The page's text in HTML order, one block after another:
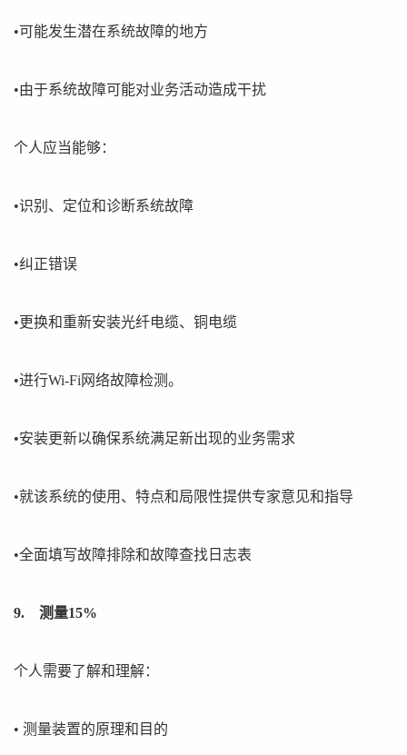
•可能发生潜在系统故障的地方
•由于系统故障可能对业务活动造成干扰
个人应当能够：
•识别、定位和诊断系统故障
•纠正错误
•更换和重新安装光纤电缆、铜电缆
•进行Wi-Fi网络故障检测。
•安装更新以确保系统满足新出现的业务需求
•就该系统的使用、特点和局限性提供专家意见和指导
•全面填写故障排除和故障查找日志表
9. 测量15%
个人需要了解和理解：
• 测量装置的原理和目的